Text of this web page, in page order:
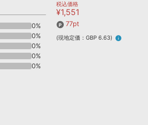
ル »
»
音楽カード
ラグイン・エフェクト
ール DAW 効果音
0%
0%
0%
0%
0%
税込価格
¥1,551
77pt
(現地定価：GBP 6.63) info